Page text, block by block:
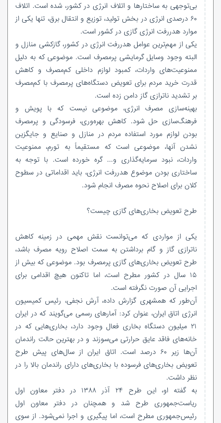
بی‌توجهی به ساختارها و اتلاف انرژی در کشور، شده است. اتلاف
۶۰ درصدی انرژی در بخش تولید، توزیع و انتقال برق، تنها یکی از
موارد هدررفت انرژی گازی در کشور است.
یکی از مهم‌ترین عوامل هدررفت انرژی در کشور، گازکشی منازل و
البته وجود وسایل گرمایشی پرمصرف است. موضوعی که به دلیل
ممنوعیت‌های واردات، کمبود لوازم داخلی کم‌مصرف و کاهش
قدرت خرید مردم برای تعویض دستگاه‌های پرمصرف با کم‌مصرف
بر تشدید ناترازی گاز دامن زده است.
بهینه‌سازی مصرف انرژی، موضوعی نیست که با پویش و
فرهنگ‌سازی حل شود. کاهش بهره‌وری، فرسودگی و پرمصرف
بودن لوازم مورد استفاده مردم در منازل و صنایع و جایگزین
نشدن آنها، موضوعی است که مستقیماً به تورم، ممنوعیت
واردات، نبود سرمایه‌گذاری و... گره خورده است. با توجه به
ساختاری بودن موضوع هدررفت انرژی، باید اقداماتی در سطوح
کلان برای اصلاح نحوه مصرف انجام شود.
طرح تعویض بخاری‌های گازی چیست؟
یکی از مواردی که می‌توانست نقش مهمی در زمینه کاهش
ناترازی گاز و گام برداشتن به سمت اصلاح رویه مصرف باشد،
طرح تعویض بخاری‌های گازی پرمصرف بود. موضوعی که بیش از
۱۵ سال در کشور مطرح است، اما تاکنون هیچ اقدامی برای
اجرایی آن صورت نگرفته است.
آن‌طور که همشهری گزارش داده، آرش نجفی، رئیس کمیسیون
انرژی اتاق ایران، عنوان کرد: آمار‌های رسمی می‌گویند که در ایران
۲۱ میلیون دستگاه بخاری فعال وجود دارد، بخاری‌هایی که در
خانه‌های فاقد عایق حرارتی می‌سوزند و در بهترین حالت راندمان
آن‌ها زیر ۶۰ درصد است. اتاق ایران از سال‌های پیش طرح
تعویض بخاری‌های فرسوده با بخاری‌های دارای راندمان بالا را در
نظر داشت.
به گفته او، این طرح ۲۴ آذر ۱۳۸۸ در دفتر معاون اول
ریاست‌جمهوری طرح شد و همچنان در دفتر معاون اول
رئیس‌جمهوری مطرح است، اما پیگیری و اجرا نمی‌شود. از سوی